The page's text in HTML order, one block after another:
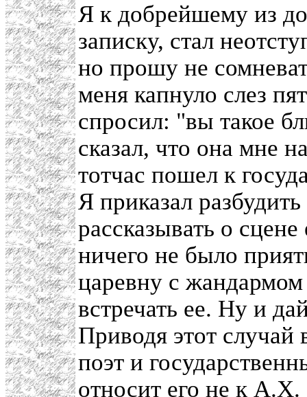
Я к добрейшему из
записку, стал
но прошу не
меня капнуло слез
спросил: "вы такое
сказал, что она мне
тотчас пошел к
Я приказал
рассказывать о
ничего не было
царевну с
встречать ее. Ну и
Приводя этот случай
поэт и
относит его не к